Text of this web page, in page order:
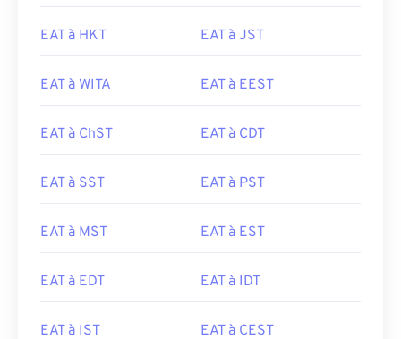
EAT à HKT EAT à JST
EAT à WITA EAT à EEST
EAT à ChST EAT à CDT
EAT à SST EAT à PST
EAT à MST EAT à EST
EAT à EDT EAT à IDT
EAT à IST EAT à CEST